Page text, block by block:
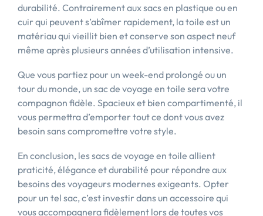
durabilité. Contrairement aux sacs en plastique ou en
cuir qui peuvent s’abîmer rapidement, la toile est un
matériau qui vieillit bien et conserve son aspect neuf
même après plusieurs années d’utilisation intensive.
Que vous partiez pour un week-end prolongé ou un
tour du monde, un sac de voyage en toile sera votre
compagnon fidèle. Spacieux et bien compartimenté, il
vous permettra d’emporter tout ce dont vous avez
besoin sans compromettre votre style.
En conclusion, les sacs de voyage en toile allient
praticité, élégance et durabilité pour répondre aux
besoins des voyageurs modernes exigeants. Opter
pour un tel sac, c’est investir dans un accessoire qui
vous accompagnera fidèlement lors de toutes vos